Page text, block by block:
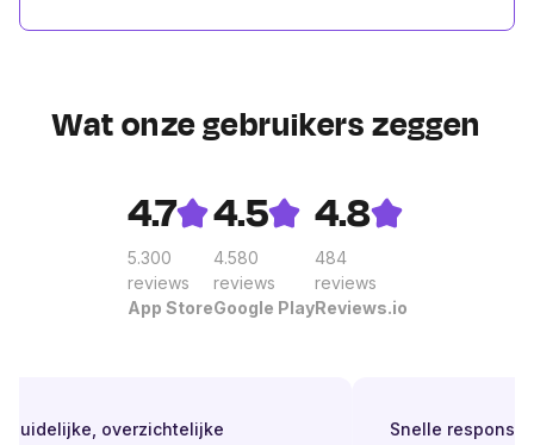
Wat onze gebruikers zeggen
4.7
5.300
reviews
App Store
4.5
4.580
reviews
Google Play
4.8
484
reviews
Reviews.io
Duidelijke, overzichtelijke
Snelle respons.